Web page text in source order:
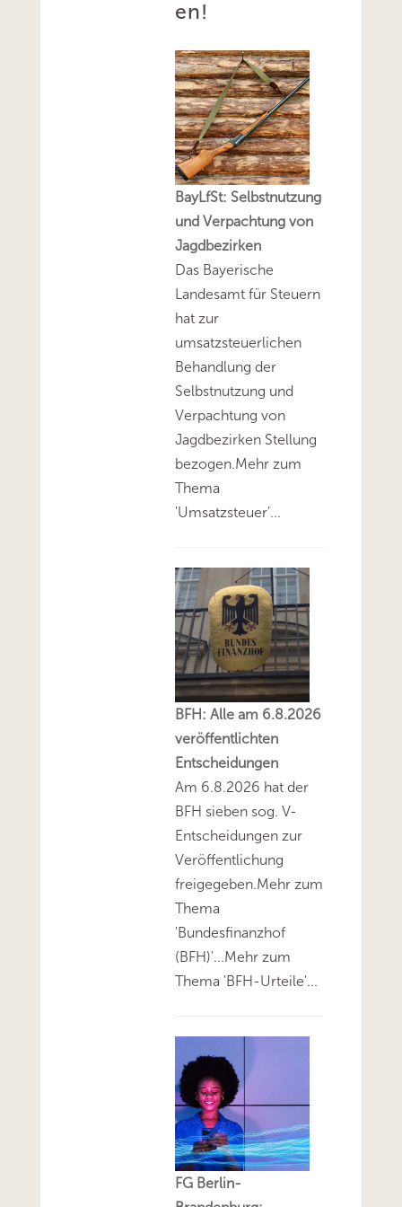
en!
BayLfSt: Selbstnutzung
und Verpachtung von
Jagdbezirken
Das Bayerische
Landesamt für Steuern
hat zur
umsatzsteuerlichen
Behandlung der
Selbstnutzung und
Verpachtung von
Jagdbezirken Stellung
bezogen.Mehr zum
Thema
'Umsatzsteuer'...
BFH: Alle am 6.8.2026
veröffentlichten
Entscheidungen
Am 6.8.2026 hat der
BFH sieben sog. V-
Entscheidungen zur
Veröffentlichung
freigegeben.Mehr zum
Thema
'Bundesfinanzhof
(BFH)'...Mehr zum
Thema 'BFH-Urteile'...
FG Berlin-